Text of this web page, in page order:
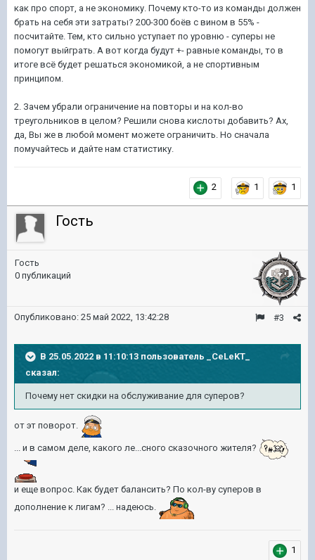
как про спорт, а не экономику. Почему кто-то из команды должен
брать на себя эти затраты? 200-300 боёв с вином в 55% -
посчитайте. Тем, кто сильно уступает по уровню - суперы не
помогут выйграть. А вот когда будут +- равные команды, то в
итоге всё будет решаться экономикой, а не спортивным
принципом.
2. Зачем убрали ограничение на повторы и на кол-во
треугольников в целом? Решили снова кислоты добавить? Ах,
да, Вы же в любой момент можете ограничить. Но сначала
помучайтесь и дайте нам статистику.
2 1 1
Гость
Гость
0 публикаций
#3
Опубликовано: 25 май 2022, 13:42:28
В 25.05.2022 в 11:10:13 пользователь
_CeLeKT_
сказал:
Почему нет скидки на обслуживание для суперов?
от эт поворот.
... и в самом деле, какого ле...сного сказочного жителя?
и еще вопрос. Как будет балансить? По кол-ву суперов в
дополнение к лигам? ... надеюсь.
1